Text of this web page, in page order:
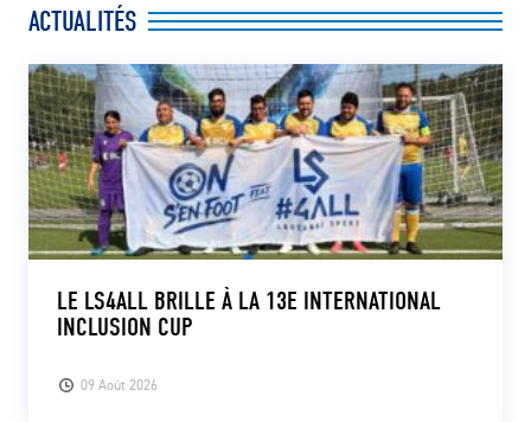
CLUB
CONTACT
ACTUALITÉS
LS E-SHOP
LS ACADEMY CAMPS
MATCH DES CELEBRITES
ACTUALITÉS
09 Août 2026
LE LS4ALL BRILLE À LA 13E INTERNATIONAL
INCLUSION CUP